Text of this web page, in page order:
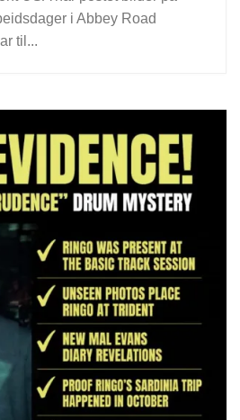
i Abbey Road
til...